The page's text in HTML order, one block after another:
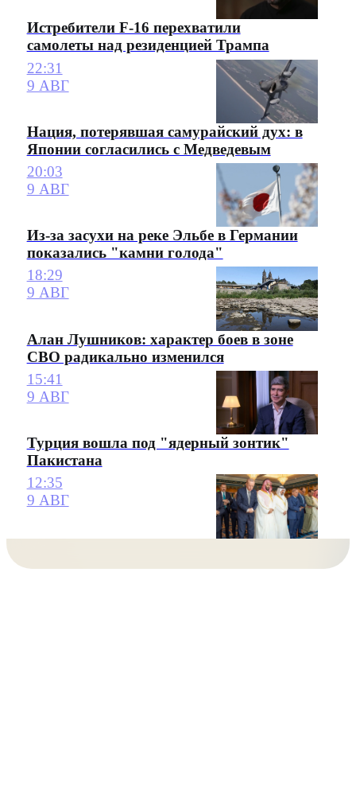
Истребители F-16 перехватили
самолеты над резиденцией Трампа
22:31
9 АВГ
Нация, потерявшая самурайский дух: в
Японии согласились с Медведевым
20:03
9 АВГ
Из-за засухи на реке Эльбе в Германии
показались "камни голода"
18:29
9 АВГ
Алан Лушников: характер боев в зоне
СВО радикально изменился
15:41
9 АВГ
Турция вошла под "ядерный зонтик"
Пакистана
12:35
9 АВГ